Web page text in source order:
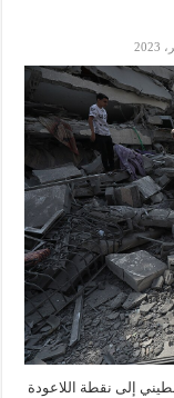
إلى نقطة اللاعودة